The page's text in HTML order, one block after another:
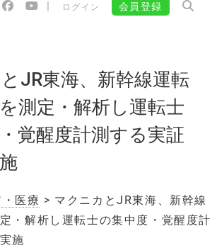
ログイン 会員登録
JR東海、新幹線運転
測定・解析し運転士
覚醒度計測する実証
医療 > マクニカとJR東海、新幹線
・解析し運転士の集中度・覚醒度計
施